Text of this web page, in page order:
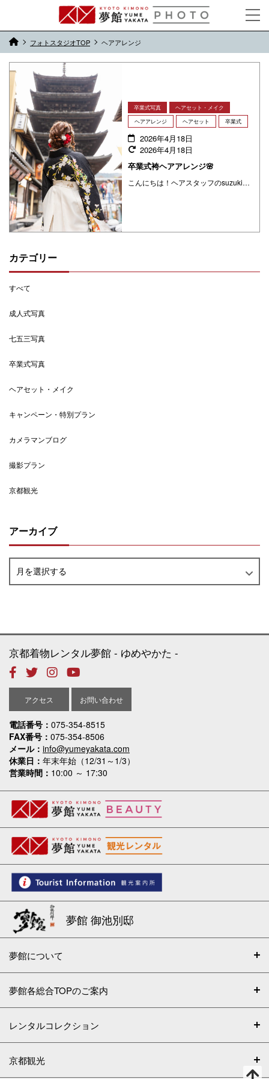
フォトスタジオTOP ヘアアレンジ
カテゴリー
すべて
成人式写真
七五三写真
卒業式写真
ヘアセット・メイク
キャンペーン・特別プラン
カメラマンブログ
撮影プラン
京都観光
アーカイブ
月を選択する
卒業式写真
ヘアセット・メイク
ヘアアレンジ
ヘアセット 卒業式
2026年4月18日
2026年4月18日
卒業式袴ヘアアレンジ🌸
こんにちは！ヘアスタッフのsuzukiです。 ご卒業おめでとうございます。3月の卒業シーズンにたくさんのお客様にご来店・ご利用いただきありがとうございました！ 今回は卒業式など袴にぴったりな袴ヘアアレンジをご紹介していき ・・・
電話番号
075-354-8515
FAX番号
075-354-8506
メール
info@yumeyakata.com
休業日
年末年始（12/31～1/3）
営業時間
10:00 ～ 17:30
京都着物レンタル夢館 ゆめやかた
アクセス お問い合わせ
夢館 御池別邸
夢館について
夢館各総合TOPのご案内
レンタルコレクション
京都観光